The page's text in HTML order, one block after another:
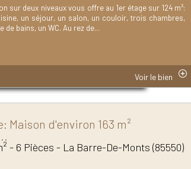
sur deux niveaux vous offre au 1er étage sur 124 m²:
un séjour, un salon, un couloir, trois chambres,
de bains, un WC. Au rez de...
Voir le bien
Maison d'environ 163 m²
- 6 Pièces - La Barre-De-Monts (85550)